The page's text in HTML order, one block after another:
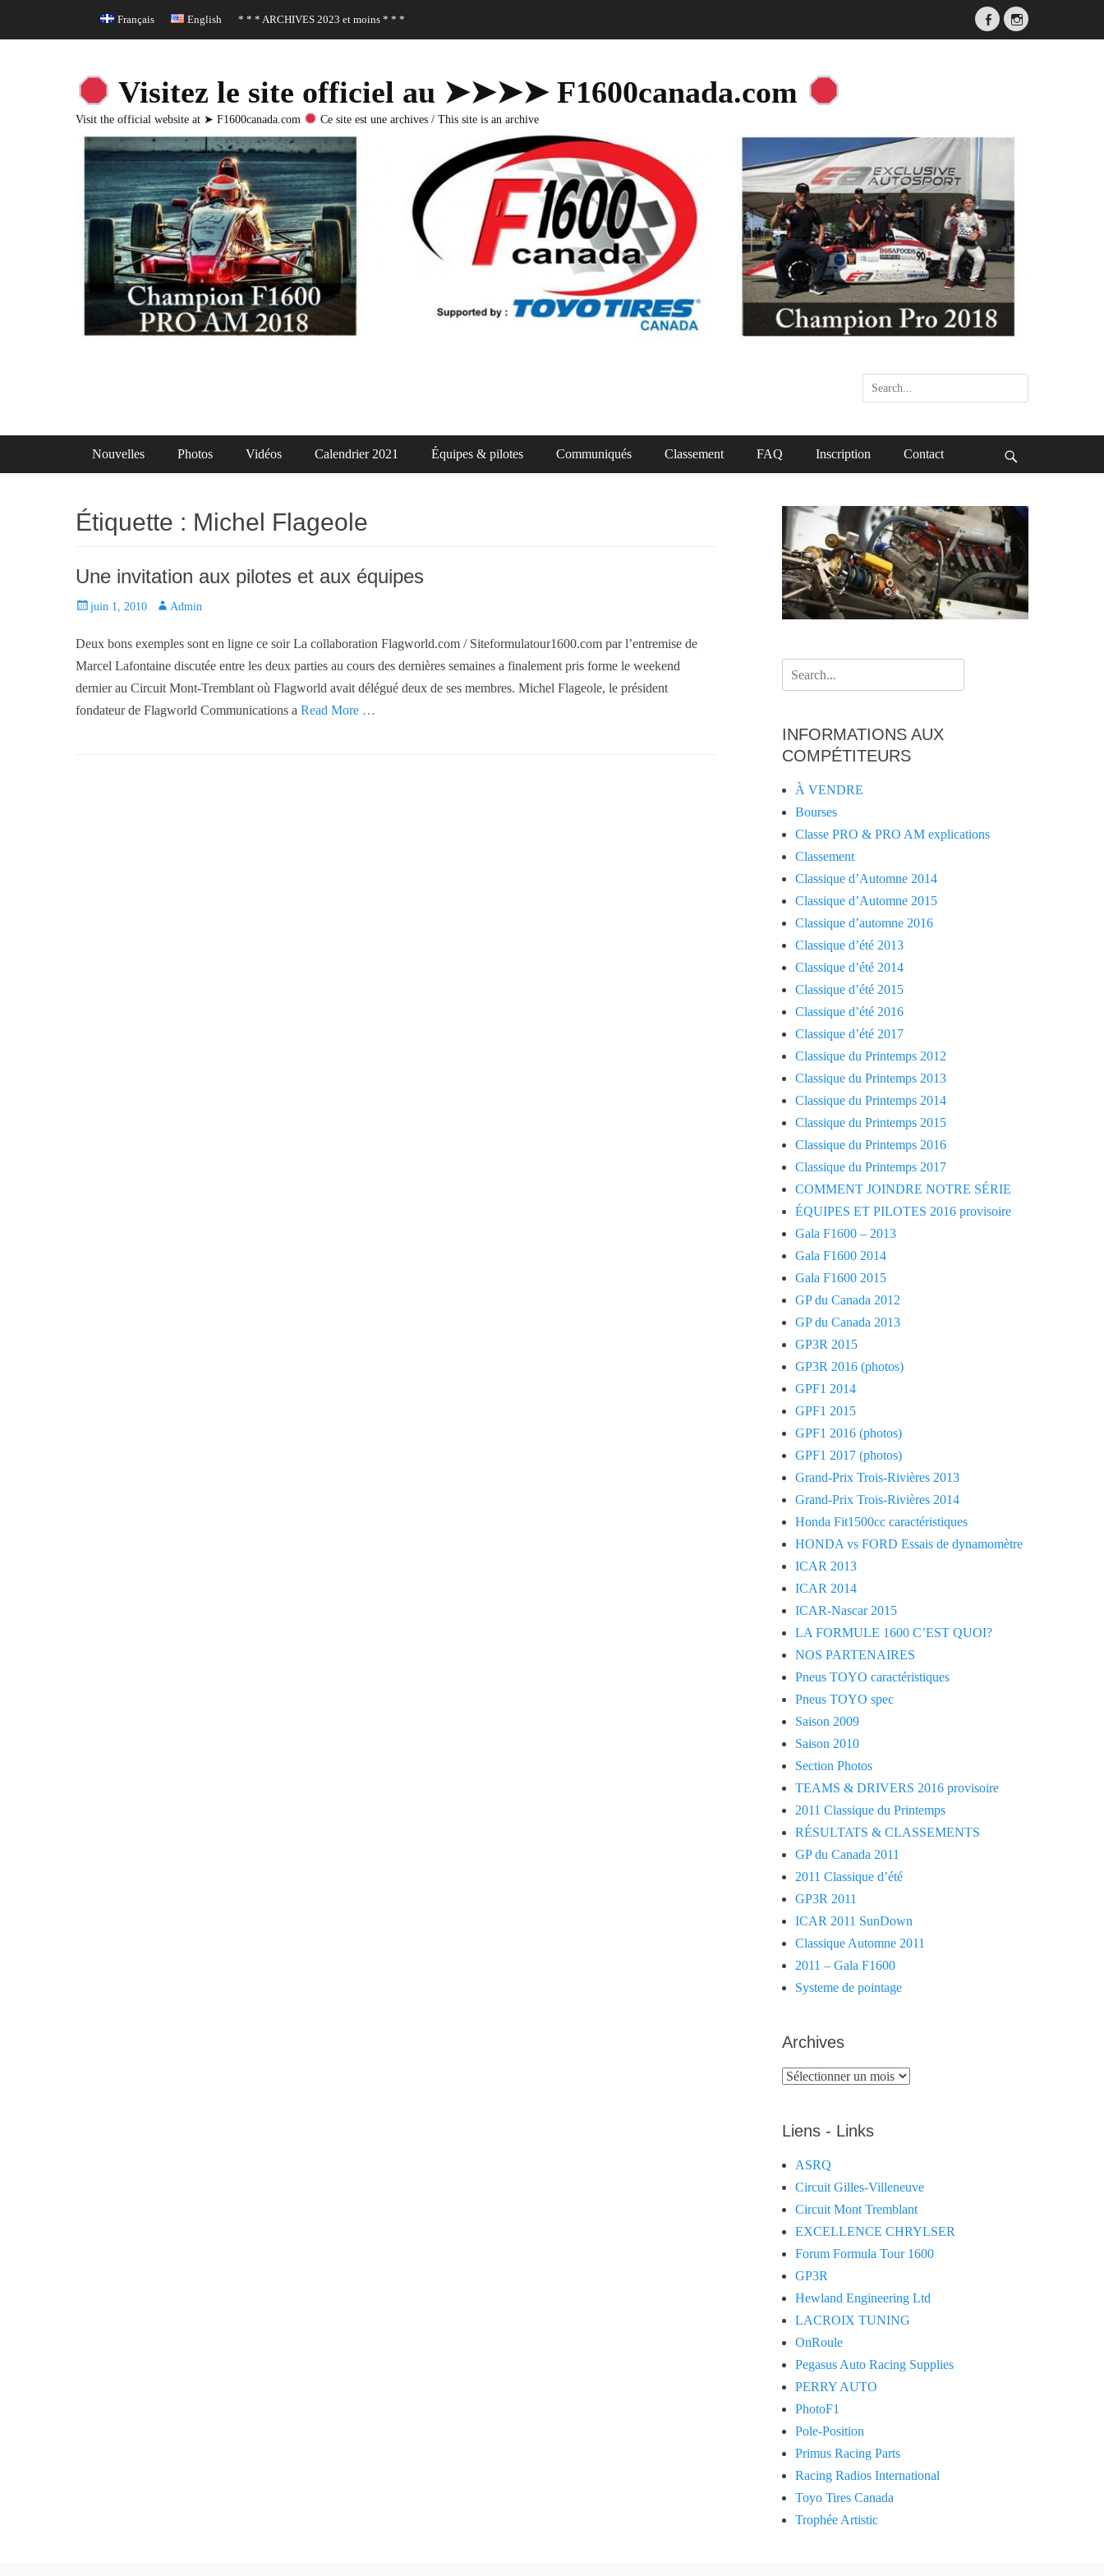
Header Top Menu
Skip Français English * * * ARCHIVES 2023 et moins * * *
FacebookInstagram
Visitez le site officiel au ➤➤➤➤ F1600canada.com
Visit the official website at ➤ F1600canada.com Ce site est une archives / This site is an archive
Search
for:
Primary Menu
Skip
Nouvelles Photos Vidéos Calendrier 2021 Équipes & pilotes Communiqués Classement FAQ Inscription Contact
Étiquette : Michel Flageole
Une invitation aux pilotes et aux équipes
P
t
e
juin 1, 2010
A
t
h
o
Admin
Deux bons exemples sont en ligne ce soir La collaboration Flagworld.com / Siteformulatour1600.com par l’entremise de
Marcel Lafontaine discutée entre les deux parties au cours des dernières semaines a finalement pris forme le weekend
dernier au Circuit Mont-Tremblant où Flagworld avait délégué deux de ses membres. Michel Flageole, le président
fondateur de Flagworld Communications a Read More …
Search
for:
INFORMATIONS AUX
COMPÉTITEURS
À VENDRE
Bourses
Classe PRO & PRO AM explications
Classement
Classique d’Automne 2014
Classique d’Automne 2015
Classique d’automne 2016
Classique d’été 2013
Classique d’été 2014
Classique d’été 2015
Classique d’été 2016
Classique d’été 2017
Classique du Printemps 2012
Classique du Printemps 2013
Classique du Printemps 2014
Classique du Printemps 2015
Classique du Printemps 2016
Classique du Printemps 2017
COMMENT JOINDRE NOTRE SÉRIE
ÉQUIPES ET PILOTES 2016 provisoire
Gala F1600 – 2013
Gala F1600 2014
Gala F1600 2015
GP du Canada 2012
GP du Canada 2013
GP3R 2015
GP3R 2016 (photos)
GPF1 2014
GPF1 2015
GPF1 2016 (photos)
GPF1 2017 (photos)
Grand-Prix Trois-Rivières 2013
Grand-Prix Trois-Rivières 2014
Honda Fit1500cc caractéristiques
HONDA vs FORD Essais de dynamomètre
ICAR 2013
ICAR 2014
ICAR-Nascar 2015
LA FORMULE 1600 C’EST QUOI?
NOS PARTENAIRES
Pneus TOYO caractéristiques
Pneus TOYO spec
Saison 2009
Saison 2010
Section Photos
TEAMS & DRIVERS 2016 provisoire
2011 Classique du Printemps
RÉSULTATS & CLASSEMENTS
GP du Canada 2011
2011 Classique d’été
GP3R 2011
ICAR 2011 SunDown
Classique Automne 2011
2011 – Gala F1600
Systeme de pointage
Archives
Archives
Liens - Links
ASRQ
Circuit Gilles-Villeneuve
Circuit Mont Tremblant
EXCELLENCE CHRYLSER
Forum Formula Tour 1600
GP3R
Hewland Engineering Ltd
LACROIX TUNING
OnRoule
Pegasus Auto Racing Supplies
PERRY AUTO
PhotoF1
Pole-Position
Primus Racing Parts
Racing Radios International
Toyo Tires Canada
Trophée Artistic